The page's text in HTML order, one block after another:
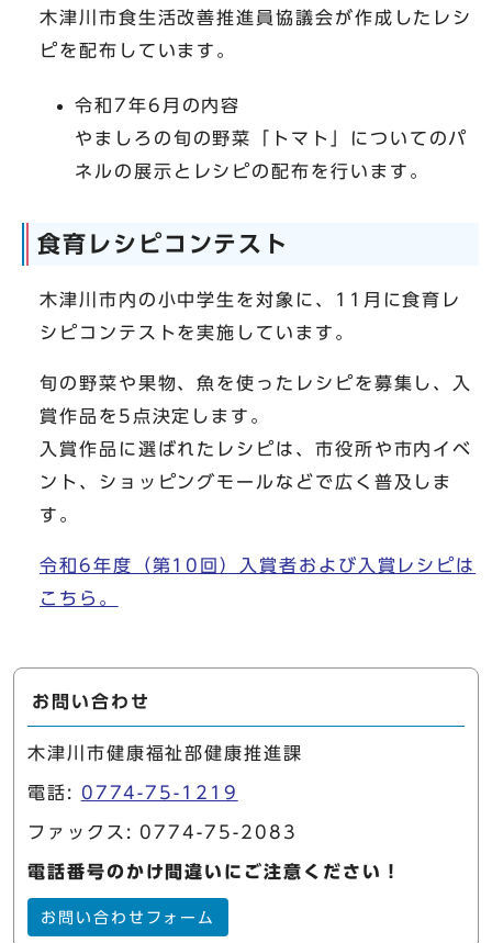
木津川市食生活改善推進員協議会が作成したレシ
ピを配布しています。
令和7年6月の内容
やましろの旬の野菜「トマト」についてのパ
ネルの展示とレシピの配布を行います。
食育レシピコンテスト
木津川市内の小中学生を対象に、11月に食育レ
シピコンテストを実施しています。
旬の野菜や果物、魚を使ったレシピを募集し、入
賞作品を5点決定します。
入賞作品に選ばれたレシピは、市役所や市内イベ
ント、ショッピングモールなどで広く普及しま
す。
令和6年度（第10回）入賞者および入賞レシピは
こちら。
お問い合わせ
木津川市健康福祉部健康推進課
電話: 0774-75-1219
ファックス: 0774-75-2083
電話番号のかけ間違いにご注意ください！
お問い合わせフォーム